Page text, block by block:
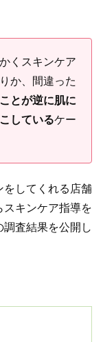
くスキンケア
か、間違った
とが逆に肌に
しているケー
をしてくれる店舗
スキンケア指導を
査結果を公開し